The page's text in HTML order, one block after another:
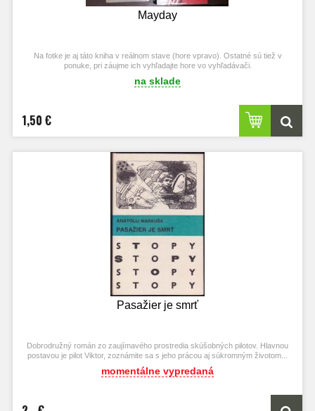
Mayday
Na fotke je aj táto kniha v reálnom stave (hore vpravo). Ostatné sú tiež v
ponuke, pri záujme ich vyhľadajte hore vo vyhľadávači.
na sklade
1,50 €
Pasažier je smrť
Dobrodružný román zo zaujímavého prostredia skúšobných pilotov. Hlavnou
postavou je pilot Viktor, zoznámite sa s jeho prácou aj súkromným životom...
momentálne vypredaná